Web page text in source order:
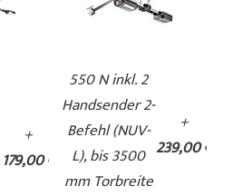
+
179,00 €
550 N inkl. 2
Handsender 2-
Befehl (NUV-
L), bis 3500
mm Torbreite
+
239,00 €